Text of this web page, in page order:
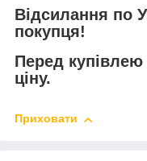
Відсилання по
покупця!
Перед купівлею
ціну.
Приховати